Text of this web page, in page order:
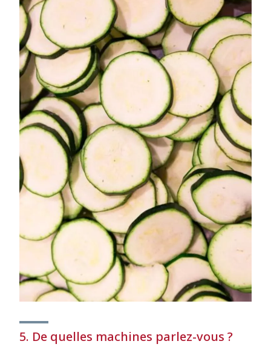
5. De quelles machines parlez-vous ?